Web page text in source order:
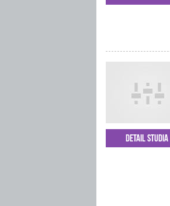
Detail studia